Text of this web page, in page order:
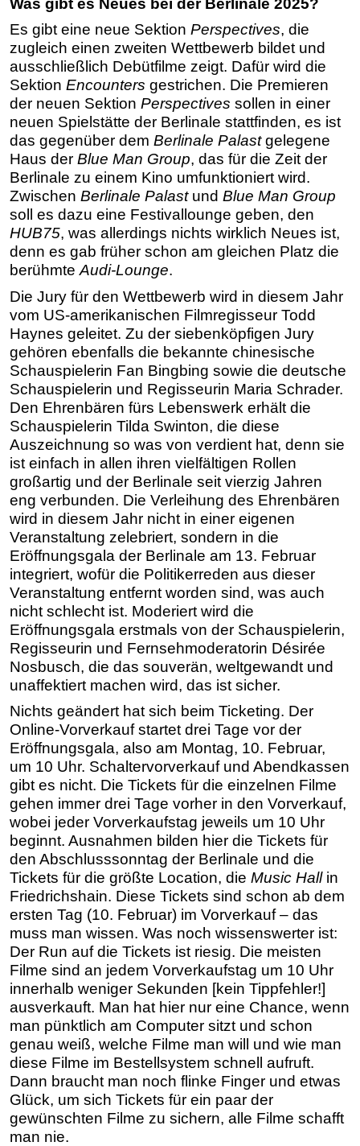
Was gibt es Neues bei der Berlinale 2025?
Es gibt eine neue Sektion Perspectives, die
zugleich einen zweiten Wettbewerb bildet und
ausschließlich Debütfilme zeigt. Dafür wird die
Sektion Encounters gestrichen. Die Premieren
der neuen Sektion Perspectives sollen in einer
neuen Spielstätte der Berlinale stattfinden, es ist
das gegenüber dem Berlinale Palastgelegene
Haus der Blue Man Group, das für die Zeit der
Berlinale zu einem Kino umfunktioniert wird.
Zwischen Berlinale Palastund Blue Man Group
soll es dazu eine Festivallounge geben, den
HUB75, was allerdings nichts wirklich Neues ist,
denn es gab früher schon am gleichen Platz die
berühmteAudi-Lounge.
Die Jury für den Wettbewerb wird in diesem Jahr
vom US-amerikanischen Filmregisseur Todd
Haynes geleitet. Zu der siebenköpfigen Jury
gehören ebenfalls die bekannte chinesische
Schauspielerin Fan Bingbing sowie die deutsche
Schauspielerin und Regisseurin Maria Schrader.
Den Ehrenbären fürs Lebenswerk erhält die
Schauspielerin Tilda Swinton, die diese
Auszeichnung so was von verdient hat, denn sie
ist einfach in allen ihren vielfältigen Rollen
großartig und der Berlinale seit vierzig Jahren
eng verbunden. Die Verleihung des Ehrenbären
wird in diesem Jahr nicht in einer eigenen
Veranstaltung zelebriert, sondern in die
Eröffnungsgala der Berlinale am 13. Februar
integriert, wofür die Politikerreden aus dieser
Veranstaltung entfernt worden sind, was auch
nicht schlecht ist. Moderiert wird die
Eröffnungsgala erstmals von der Schauspielerin,
Regisseurin und Fernsehmoderatorin Désirée
Nosbusch, die das souverän, weltgewandt und
unaffektiert machen wird, das ist sicher.
Nichts geändert hat sich beim Ticketing. Der
Online-Vorverkauf startet drei Tage vor der
Eröffnungsgala, also am Montag, 10. Februar,
um 10 Uhr. Schaltervorverkauf und Abendkassen
gibt es nicht. Die Tickets für die einzelnen Filme
gehen immer drei Tage vorher in den Vorverkauf,
wobei jeder Vorverkaufstag jeweils um 10 Uhr
beginnt. Ausnahmen bilden hier die Tickets für
den Abschlusssonntag der Berlinale und die
Tickets für die größte Location, die Music Hallin
Friedrichshain. Diese Tickets sind schon ab dem
ersten Tag (10. Februar) im Vorverkauf – das
muss man wissen. Was noch wissenswerter ist:
Der Run auf die Tickets ist riesig. Die meisten
Filme sind an jedem Vorverkaufstag um 10 Uhr
innerhalb weniger Sekunden [kein Tippfehler!]
ausverkauft. Man hat hier nur eine Chance, wenn
man pünktlich am Computer sitzt und schon
genau weiß, welche Filme man will und wie man
diese Filme im Bestellsystem schnell aufruft.
Dann braucht man noch flinke Finger und etwas
Glück, um sich Tickets für ein paar der
gewünschten Filme zu sichern, alle Filme schafft
man nie.